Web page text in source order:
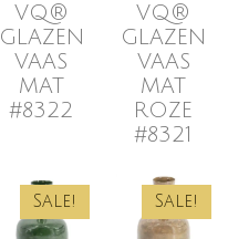
VQ®
GLAZEN
VAAS
MAT
#8322
VQ®
GLAZEN
VAAS
MAT
ROZE
#8321
Sale! Sale!